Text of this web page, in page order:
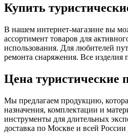
Купить
В нашем интернет-магазине вы
ассортимент товаров для
использования. Для любителей
ремонта снаряжения. Все изделия
Цена туристические
Мы предлагаем продукцию,
назначения, комплектации и
инструменты для длительных
доставка по Москве и всей